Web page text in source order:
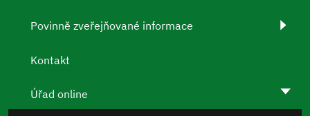
Povinně zveřejňované informace
Kontakt
Úřad online